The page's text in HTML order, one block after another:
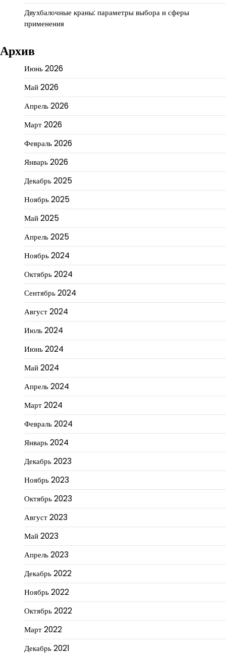
Двухбалочные краны: параметры выбора и сферы
применения
Архив
Июнь 2026
Май 2026
Апрель 2026
Март 2026
Февраль 2026
Январь 2026
Декабрь 2025
Ноябрь 2025
Май 2025
Апрель 2025
Ноябрь 2024
Октябрь 2024
Сентябрь 2024
Август 2024
Июль 2024
Июнь 2024
Май 2024
Апрель 2024
Март 2024
Февраль 2024
Январь 2024
Декабрь 2023
Ноябрь 2023
Октябрь 2023
Август 2023
Май 2023
Апрель 2023
Декабрь 2022
Ноябрь 2022
Октябрь 2022
Март 2022
Декабрь 2021